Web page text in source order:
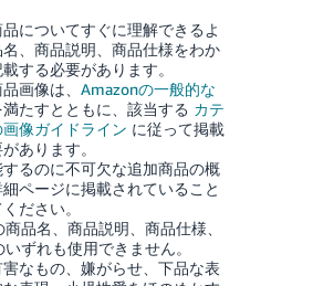
についてすぐに理解できるよ
名、商品説明、商品仕様をわか
する必要があります。
画像は、 Amazonの一般的な
満たすとともに、該当する カテ
像ガイドライン に従って掲載
あります。
るのに不可欠な追加商品の概
ページに掲載されていること
ださい。
品名、商品説明、商品仕様、
ずれも使用できません。
害なもの、嫌がらせ、下品な表